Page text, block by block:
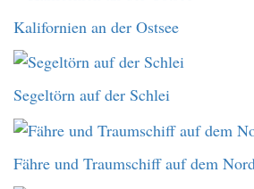
Kalifornien an der Ostsee
Segeltörn auf der Schlei
Fähre und Traumschiff auf dem